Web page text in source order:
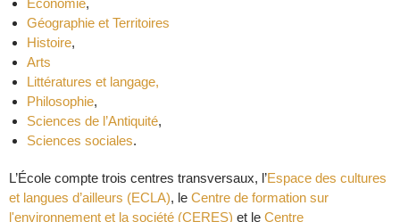
Économie,
Géographie et Territoires
Histoire,
Arts
Littératures et langage,
Philosophie,
Sciences de l’Antiquité,
Sciences sociales.
L’École compte trois centres transversaux, l’Espace des cultures
et langues d’ailleurs (ECLA), le Centre de formation sur
l'environnement et la société (CERES) et le Centre